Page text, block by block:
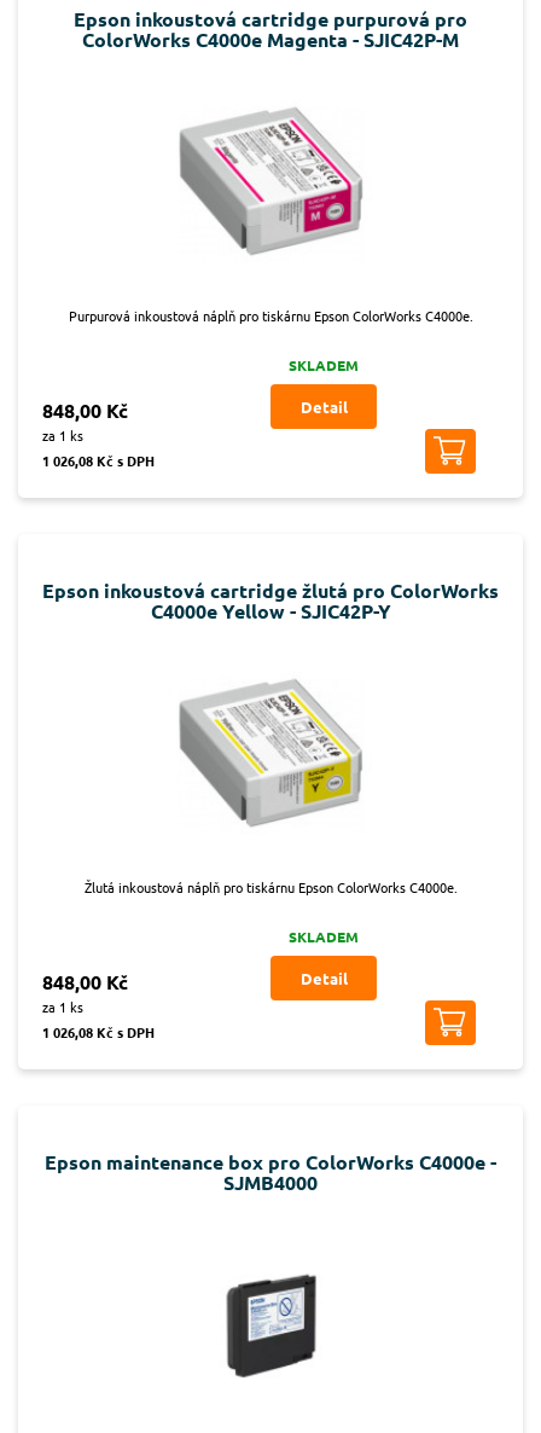
Epson inkoustová cartridge purpurová pro
ColorWorks C4000e Magenta - SJIC42P-M
Purpurová inkoustová náplň pro tiskárnu Epson ColorWorks C4000e.
848,00 Kč
za 1 ks
1 026,08 Kč s DPH
SKLADEM
Detail
Epson inkoustová cartridge žlutá pro ColorWorks
C4000e Yellow - SJIC42P-Y
Žlutá inkoustová náplň pro tiskárnu Epson ColorWorks C4000e.
848,00 Kč
za 1 ks
1 026,08 Kč s DPH
SKLADEM
Detail
Epson maintenance box pro ColorWorks C4000e -
SJMB4000